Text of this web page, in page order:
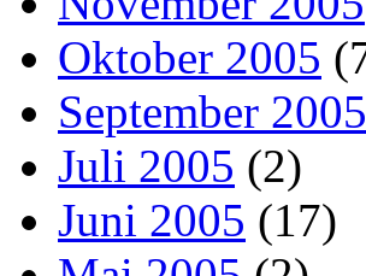
Oktober 2005
September 2005
Juli 2005 (2)
Juni 2005 (17)